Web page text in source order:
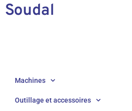
Soudal
Machines
Outillage et accessoires